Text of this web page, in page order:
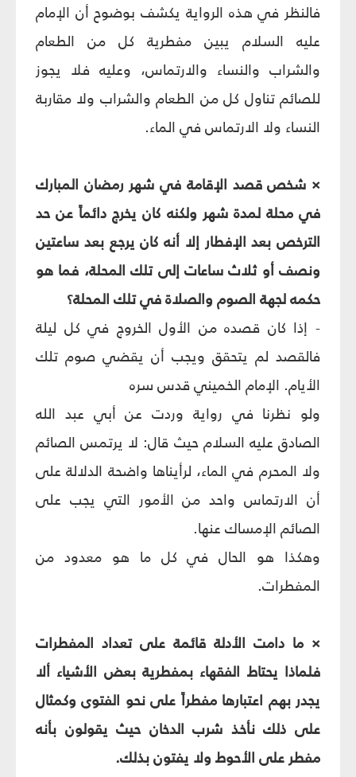
فالنظر في هذه الرواية يكشف بوضوح أن الإمام
عليه السلام يبين مفطرية كل من الطعام
والشراب والنساء والارتماس، وعليه فلا يجوز
للصائم تناول كل من الطعام والشراب ولا مقاربة
النساء ولا الارتماس في الماء.
× شخص قصد الإقامة في شهر رمضان المبارك
في محلة لمدة شهر ولكنه كان يخرج دائماً عن حد
الترخص بعد الإفطار إلا أنه كان يرجع بعد ساعتين
ونصف أو ثلاث ساعات إلى تلك المحلة، فما هو
حكمه لجهة الصوم والصلاة في تلك المحلة؟
- إذا كان قصده من الأول الخروج في كل ليلة
فالقصد لم يتحقق ويجب أن يقضي صوم تلك
الأيام. الإمام الخميني قدس سره
ولو نظرنا في رواية وردت عن أبي عبد الله
الصادق عليه السلام حيث قال: لا يرتمس الصائم
ولا المحرم في الماء، لرأيناها واضحة الدلالة على
أن الارتماس واحد من الأمور التي يجب على
الصائم الإمساك عنها.
وهكذا هو الحال في كل ما هو معدود من
المفطرات.
× ما دامت الأدلة قائمة على تعداد المفطرات
فلماذا يحتاط الفقهاء بمفطرية بعض الأشياء ألا
يجدر بهم اعتبارها مفطراً على نحو الفتوى وكمثال
على ذلك نأخذ شرب الدخان حيث يقولون بأنه
مفطر على الأحوط ولا يفتون بذلك.